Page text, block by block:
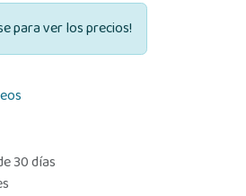
para ver los precios!
30 días